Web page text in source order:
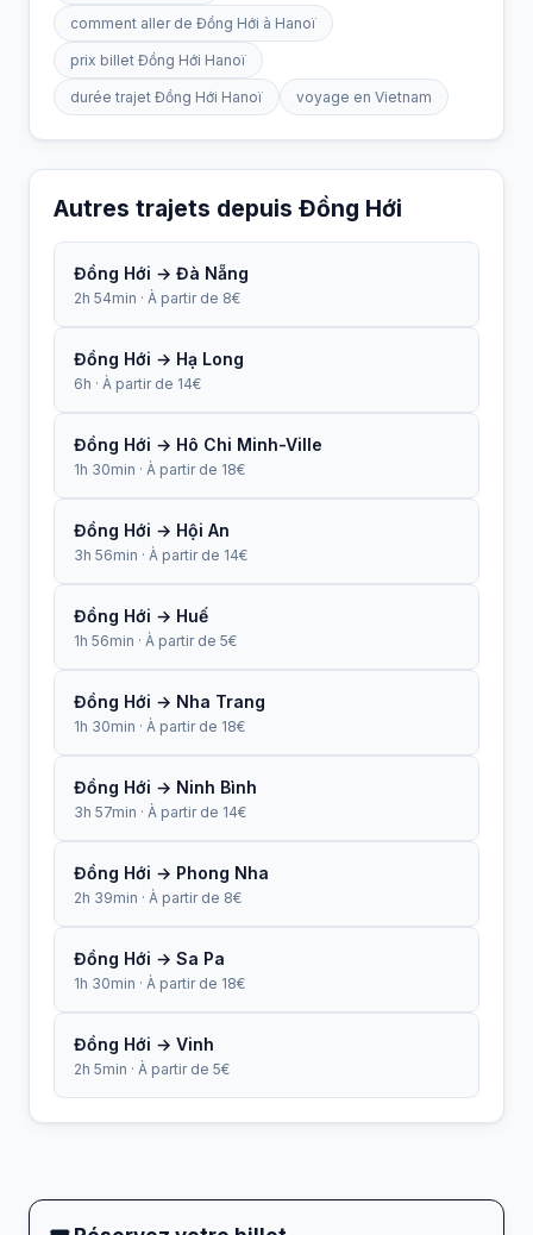
comment aller de Đồng Hới à Hanoï
prix billet Đồng Hới Hanoï
durée trajet Đồng Hới Hanoï voyage en Vietnam
Autres trajets depuis Đồng Hới
Đồng Hới → Đà Nẵng
2h 54min · À partir de 8€
Đồng Hới → Hạ Long
6h · À partir de 14€
Đồng Hới → Hô Chi Minh-Ville
1h 30min · À partir de 18€
Đồng Hới → Hội An
3h 56min · À partir de 14€
Đồng Hới → Huế
1h 56min · À partir de 5€
Đồng Hới → Nha Trang
1h 30min · À partir de 18€
Đồng Hới → Ninh Bình
3h 57min · À partir de 14€
Đồng Hới → Phong Nha
2h 39min · À partir de 8€
Đồng Hới → Sa Pa
1h 30min · À partir de 18€
Đồng Hới → Vinh
2h 5min · À partir de 5€